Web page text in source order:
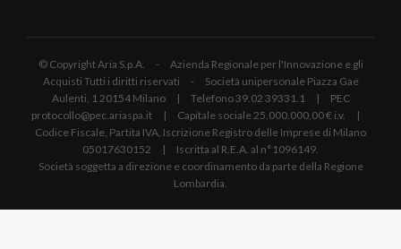
© Copyright Aria S.p.A. - Azienda Regionale per l'Innovazione e gli
Acquisti Tutti i diritti riservati - Società unipersonale Piazza Gae
Aulenti, 1 20154 Milano | Telefono 39.02 39331.1 | PEC
protocollo@pec.ariaspa.it | Capitale sociale 25.000.000,00 € i.v. |
Codice Fiscale, Partita IVA, Iscrizione Registro delle Imprese di Milano
05017630152 | Iscritta al R.E.A. al n°1096149.
Società soggetta a direzione e coordinamento da parte della Regione
Lombardia.